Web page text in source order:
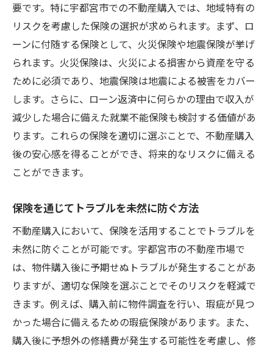
安心して不動産購入を進めるための保険の
決め手
要です。特に宇都宮市での不動産購入では、地域特有の
リスクを考慮した保険の選択が求められます。まず、ロ
ーンに付随する保険として、火災保険や地震保険が挙げ
られます。火災保険は、火災による損害から資産を守る
ために必須であり、地震保険は地震による被害をカバー
します。さらに、ローン返済中に何らかの理由で収入が
減少した場合に備えた就業不能保険も検討する価値があ
ります。これらの保険を適切に選ぶことで、不動産購入
後の安心感を得ることができ、将来的なリスクに備える
ことができます。
保険を通じてトラブルを未然に防ぐ方法
不動産購入において、保険を活用することでトラブルを
未然に防ぐことが可能です。宇都宮市の不動産市場で
は、物件購入後に予期せぬトラブルが発生することがあ
りますが、適切な保険を選ぶことでそのリスクを軽減で
きます。例えば、購入前に物件調査を行い、瑕疵が見つ
かった場合に備えるための瑕疵保険があります。また、
購入後に予想外の修繕費が発生する可能性を考慮し、修